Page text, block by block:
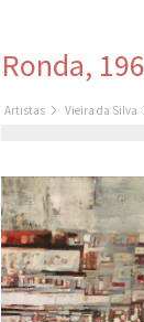
Ronda,
Artistas Vieira da Silva